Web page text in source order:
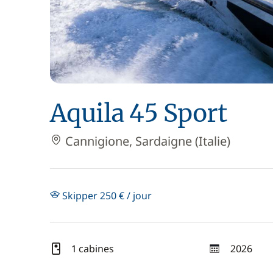
Aquila 45 Sport
Cannigione, Sardaigne (Italie)
Skipper 250 € / jour
1 cabines 2026
année